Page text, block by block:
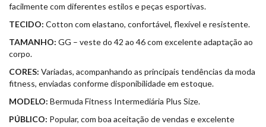
facilmente com diferentes estilos e peças esportivas.
TECIDO: Cotton com elastano, confortável, flexível e resistente.
TAMANHO: GG – veste do 42 ao 46 com excelente adaptação ao
corpo.
CORES: Variadas, acompanhando as principais tendências da moda
fitness, enviadas conforme disponibilidade em estoque.
MODELO: Bermuda Fitness Intermediária Plus Size.
PÚBLICO: Popular, com boa aceitação de vendas e excelente